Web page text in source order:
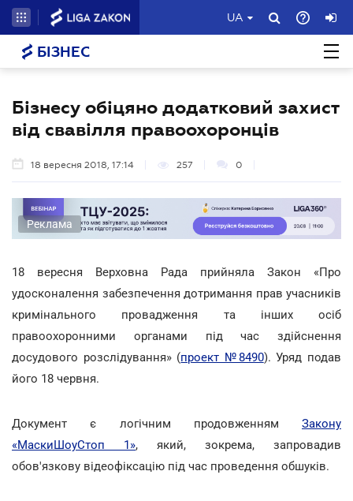
UA
БІЗНЕС
Бізнесу обіцяно додатковий захист
від свавілля правоохоронців
18 вересня 2018, 17:14 257 0
Реклама
18 вересня Верховна Рада прийняла Закон «Про
удосконалення забезпечення дотримання прав учасників
кримінального провадження та інших осіб
правоохоронними органами під час здійснення
досудового розслідування» (проект №8490). Уряд подав
його 18 червня.
Документ є логічним продовженням Закону
«МаскиШоуСтоп 1», який, зокрема, запровадив
обов'язкову відеофіксацію під час проведення обшуків.